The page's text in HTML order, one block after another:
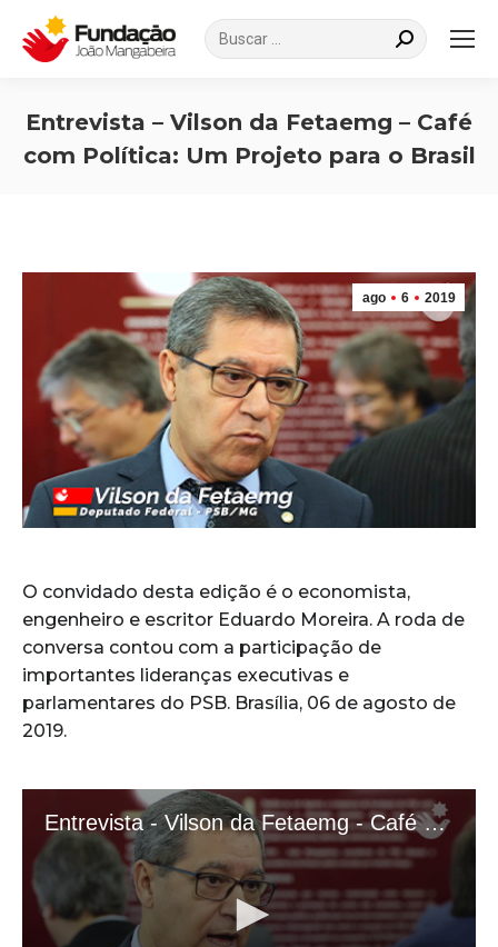
Search:
Entrevista – Vilson da Fetaemg – Café
com Política: Um Projeto para o Brasil
ago 6 2019
O convidado desta edição é o economista,
engenheiro e escritor Eduardo Moreira. A roda de
conversa contou com a participação de
importantes lideranças executivas e
parlamentares do PSB. Brasília, 06 de agosto de
2019.